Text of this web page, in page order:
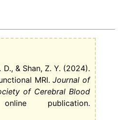
D., & Shan, Z. Y. (2024).
MRI.Journal of
of Cerebral Blood
publication.